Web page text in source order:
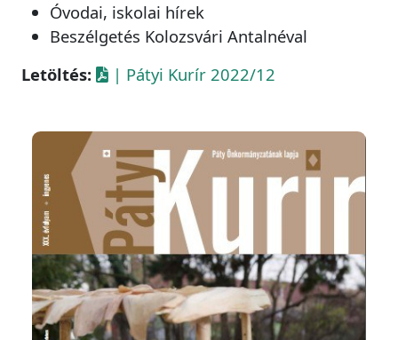
Óvodai, iskolai hírek
Beszélgetés Kolozsvári Antalnéval
Letöltés:
| Pátyi Kurír 2022/12